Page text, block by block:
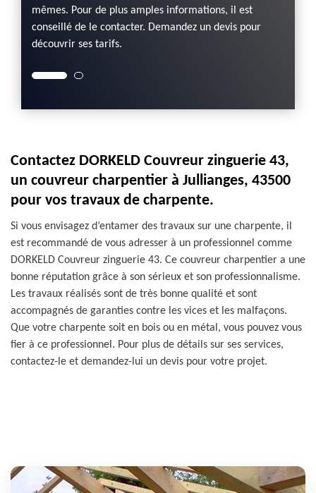
mêmes. Pour de plus amples informations, il est
conseillé de le contacter. Demandez un devis pour
découvrir ses tarifs.
Contactez DORKELD Couvreur zinguerie 43,
un couvreur charpentier à Jullianges, 43500
pour vos travaux de charpente.
Si vous envisagez d’entamer des travaux sur une charpente, il
est recommandé de vous adresser à un professionnel comme
DORKELD Couvreur zinguerie 43. Ce couvreur charpentier a une
bonne réputation grâce à son sérieux et son professionnalisme.
Les travaux réalisés sont de très bonne qualité et sont
accompagnés de garanties contre les vices et les malfaçons.
Que votre charpente soit en bois ou en métal, vous pouvez vous
fier à ce professionnel. Pour plus de détails sur ses services,
contactez-le et demandez-lui un devis pour votre projet.